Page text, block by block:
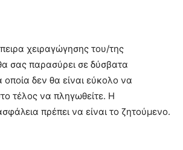
χειραγώγησης του/της
σας παρασύρει σε δύσβατα
δεν θα είναι εύκολο να
τέλος να πληγωθείτε. Η
πρέπει να είναι το ζητούμενο.